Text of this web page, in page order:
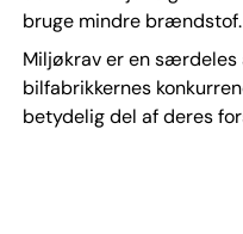
bruge mindre brændstof.
Miljøkrav er en særdeles
bilfabrikkernes
betydelig del af deres